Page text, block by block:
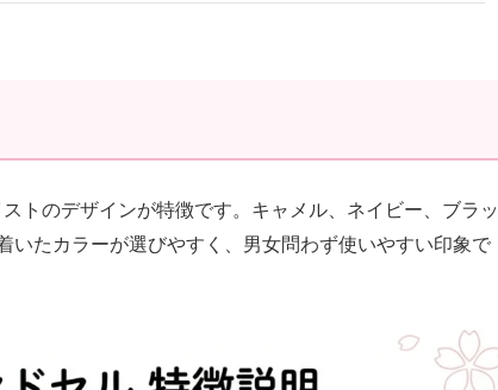
トのデザインが特徴です。キャメル、ネイビー、ブラッ
たカラーが選びやすく、男女問わず使いやすい印象で